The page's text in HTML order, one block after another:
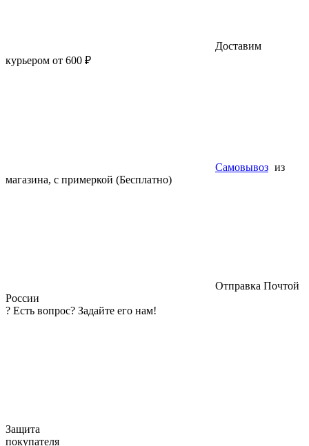
Доставим
курьером от 600 ₽
Самовывоз из
магазина, с примеркой (Бесплатно)
Отправка Почтой
России
? Есть вопрос? Задайте его нам!
Защита
покупателя